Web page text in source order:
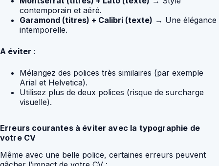
contemporain et aéré.
Garamond (titres) + Calibri (texte) → Une élégance
intemporelle.
A éviter :
Mélangez des polices très similaires (par exemple
Arial et Helvetica).
Utilisez plus de deux polices (risque de surcharge
visuelle).
Erreurs courantes à éviter avec la typographie de
votre CV
Même avec une belle police, certaines erreurs peuvent